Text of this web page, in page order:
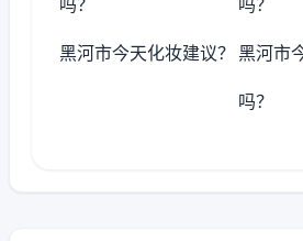
吗？ 吗？
黑河市今天化妆建议？ 黑河市
吗？